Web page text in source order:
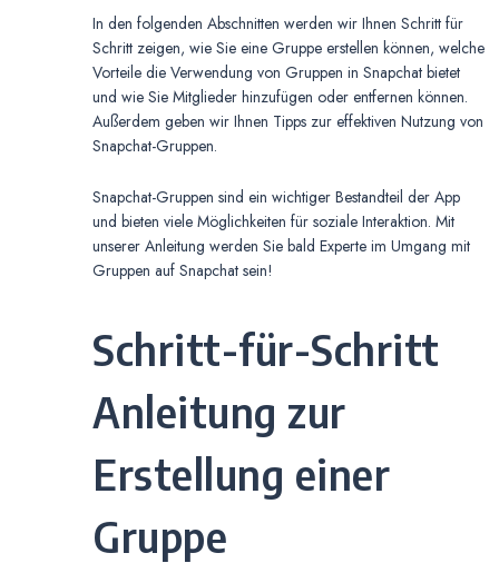
In den folgenden Abschnitten werden wir Ihnen Schritt für
Schritt zeigen, wie Sie eine Gruppe erstellen können, welche
Vorteile die Verwendung von Gruppen in Snapchat bietet
und wie Sie Mitglieder hinzufügen oder entfernen können.
Außerdem geben wir Ihnen Tipps zur effektiven Nutzung von
Snapchat-Gruppen.
Snapchat-Gruppen sind ein wichtiger Bestandteil der App
und bieten viele Möglichkeiten für soziale Interaktion. Mit
unserer Anleitung werden Sie bald Experte im Umgang mit
Gruppen auf Snapchat sein!
Schritt-für-Schritt
Anleitung zur
Erstellung einer
Gruppe